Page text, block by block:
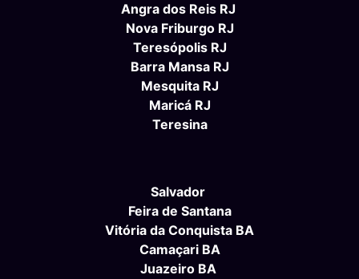
Angra dos Reis RJ
Nova Friburgo RJ
Teresópolis RJ
Barra Mansa RJ
Mesquita RJ
Maricá RJ
Teresina
Salvador
Feira de Santana
Vitória da Conquista BA
Camaçari BA
Juazeiro BA